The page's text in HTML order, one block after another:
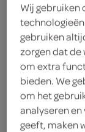
ingrediënten
250 gram
1 eetlepel
Provençaalse
Wij gebruiken
gebruiken
zorgen dat
om extra
bieden. We
om het
analyseren
geeft, maken